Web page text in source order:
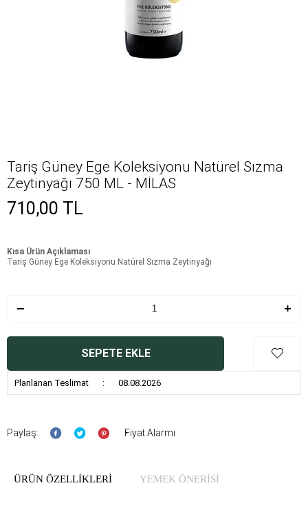
Tariş Güney Ege Koleksiyonu Natürel Sızma
Zeytinyağı 750 ML - MİLAS
710,00 TL
Kısa Ürün Açıklaması
Tariş Güney Ege Koleksiyonu Natürel Sızma Zeytinyağı
SEPETE EKLE
Planlanan Teslimat : 08.08.2026
Paylaş: Fiyat Alarmı
ÜRÜN ÖZELLIKLERI YEMEK ÖNERİSİ